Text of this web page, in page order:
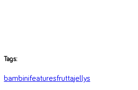
Tags:
bambinifeaturesfruttajellys